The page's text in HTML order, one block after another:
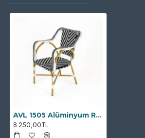
AVL 1505 Alüminyum Rattan Sandalye
8.250,00TL